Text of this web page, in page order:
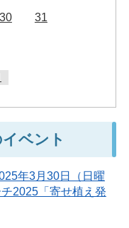
30 31
ベント
年3月30日（日曜
2025「寄せ植え発